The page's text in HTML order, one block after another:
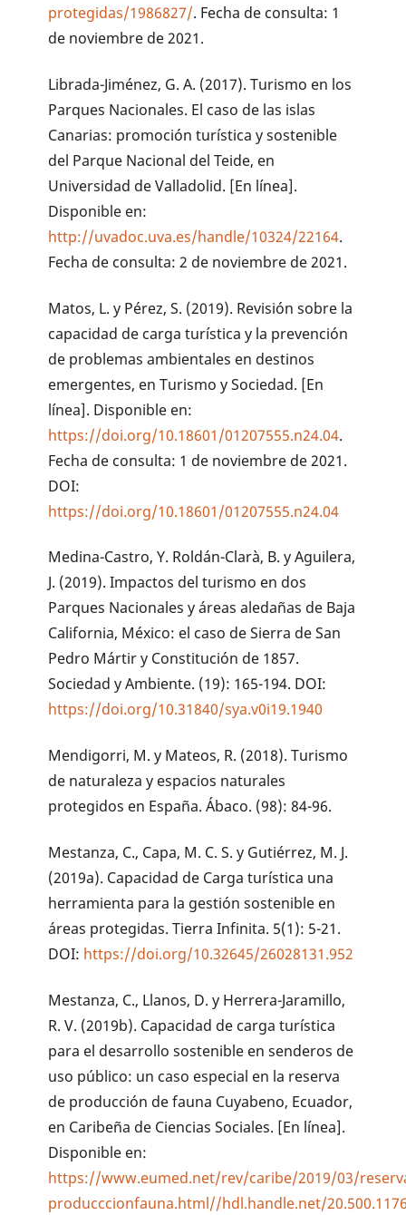
protegidas/1986827/. Fecha de consulta: 1
de noviembre de 2021.
Librada-Jiménez, G. A. (2017). Turismo en los
Parques Nacionales. El caso de las islas
Canarias: promoción turística y sostenible
del Parque Nacional del Teide, en
Universidad de Valladolid. [En línea].
Disponible en:
http://uvadoc.uva.es/handle/10324/22164.
Fecha de consulta: 2 de noviembre de 2021.
Matos, L. y Pérez, S. (2019). Revisión sobre la
capacidad de carga turística y la prevención
de problemas ambientales en destinos
emergentes, en Turismo y Sociedad. [En
línea]. Disponible en:
https://doi.org/10.18601/01207555.n24.04.
Fecha de consulta: 1 de noviembre de 2021.
DOI:
https://doi.org/10.18601/01207555.n24.04
Medina-Castro, Y. Roldán-Clarà, B. y Aguilera,
J. (2019). Impactos del turismo en dos
Parques Nacionales y áreas aledañas de Baja
California, México: el caso de Sierra de San
Pedro Mártir y Constitución de 1857.
Sociedad y Ambiente. (19): 165-194. DOI:
https://doi.org/10.31840/sya.v0i19.1940
Mendigorri, M. y Mateos, R. (2018). Turismo
de naturaleza y espacios naturales
protegidos en España. Ábaco. (98): 84-96.
Mestanza, C., Capa, M. C. S. y Gutiérrez, M. J.
(2019a). Capacidad de Carga turística una
herramienta para la gestión sostenible en
áreas protegidas. Tierra Infinita. 5(1): 5-21.
DOI: https://doi.org/10.32645/26028131.952
Mestanza, C., Llanos, D. y Herrera-Jaramillo,
R. V. (2019b). Capacidad de carga turística
para el desarrollo sostenible en senderos de
uso público: un caso especial en la reserva
de producción de fauna Cuyabeno, Ecuador,
en Caribeña de Ciencias Sociales. [En línea].
Disponible en:
https://www.eumed.net/rev/caribe/2019/03/
producccionfauna.html//hdl.handle.net/